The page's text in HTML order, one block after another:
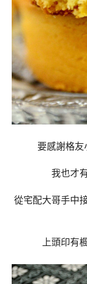
要感謝格友
我也才
從宅配大哥手中
上頭印有